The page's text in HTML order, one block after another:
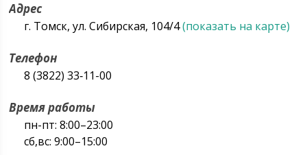
Адрес
г. Томск, ул. Сибирская, 104/4(показать на карте)
Телефон
8 (3822) 33‑11-00
Время работы
пн-пт: 8:00–23:00
сб,вс: 9:00–15:00